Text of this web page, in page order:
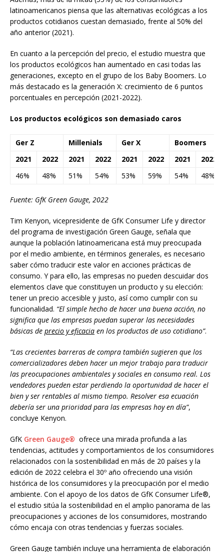
latinoamericanos piensa que las alternativas ecológicas a los
productos cotidianos cuestan demasiado, frente al 50% del
año anterior (2021).
En cuanto a la percepción del precio, el estudio muestra que
los productos ecológicos han aumentado en casi todas las
generaciones, excepto en el grupo de los Baby Boomers. Lo
más destacado es la generación X: crecimiento de 6 puntos
porcentuales en percepción (2021-2022).
Los productos ecológicos son demasiado caros
Ger Z Millenials Ger X
Boomers
2021
2022 2021 2022 2021 2022 2021
2022
46%
48% 51% 54% 53% 59% 54% 48%
Fuente: GfK Green Gauge, 2022
Tim Kenyon, vicepresidente de GfK Consumer Life y director
del programa de investigación Green Gauge, señala que
aunque la población latinoamericana está muy preocupada
por el medio ambiente, en términos generales, es necesario
saber cómo traducir este valor en acciones prácticas de
consumo. Y para ello, las empresas no pueden descuidar dos
elementos clave que constituyen un producto y su elección:
tener un precio accesible y justo, así como cumplir con su
funcionalidad. “El simple hecho de hacer una buena acción, no
significa que las empresas puedan superar las necesidades
básicas de precio y eficacia en los productos de uso cotidiano”.
“Las crecientes barreras de compra también sugieren que los
comercializadores deben hacer un mejor trabajo para traducir
las preocupaciones ambientales y sociales en consumo real. Los
vendedores pueden estar perdiendo la oportunidad de hacer el
bien y ser rentables al mismo tiempo. Resolver esa ecuación
debería ser una prioridad para las empresas hoy en día”,
concluye Kenyon.
GfK Green Gauge® ofrece una mirada profunda a las
tendencias, actitudes y comportamientos de los consumidores
relacionados con la sostenibilidad en más de 20 países y la
edición de 2022 celebra el 30º año ofreciendo una visión
histórica de los consumidores y la preocupación por el medio
ambiente. Con el apoyo de los datos de GfK Consumer Life®,
el estudio sitúa la sostenibilidad en el amplio panorama de las
preocupaciones y acciones de los consumidores, mostrando
cómo encaja con otras tendencias y fuerzas sociales.
Green Gauge también incluye una herramienta de elaboración